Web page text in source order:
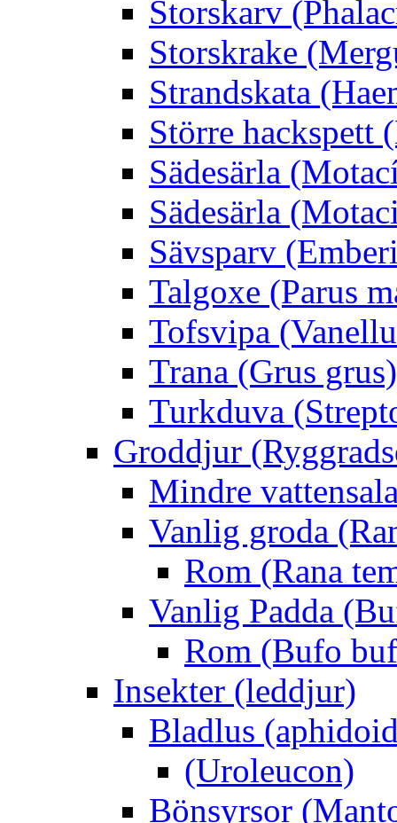
Storskarv
Storskrake
Strandskata
Större hackspett
Sädesärla
Sädesärla
Sävsparv
Talgoxe (Parus
Tofsvipa
Trana (Grus grus)
Turkduva
Groddjur
Mindre
Vanlig groda
Rom (Rana
Vanlig Padda
Rom (Bufo
Insekter (leddjur)
Bladlus
(Uroleucon)
Bönsyrsor